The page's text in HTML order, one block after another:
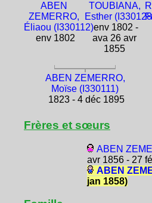
ABEN
ZEMERRO,
Éliaou (I330112)
env 1802
TOUBIANA,
Esther
env 1802 -
ava 26 avr
1855
ABEN ZEMERRO,
Moïse (I330111)
1823 - 4 déc 1895
Frères et sœurs
ABEN
avr 1856 - 27
ABEN
jan 1858)